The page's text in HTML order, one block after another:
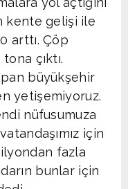
kente gelişi ile
arttı. Çöp
çıktı.
büyükşehir
yetişemiyoruz.
nüfusumuza
için
fazla
bunlar için